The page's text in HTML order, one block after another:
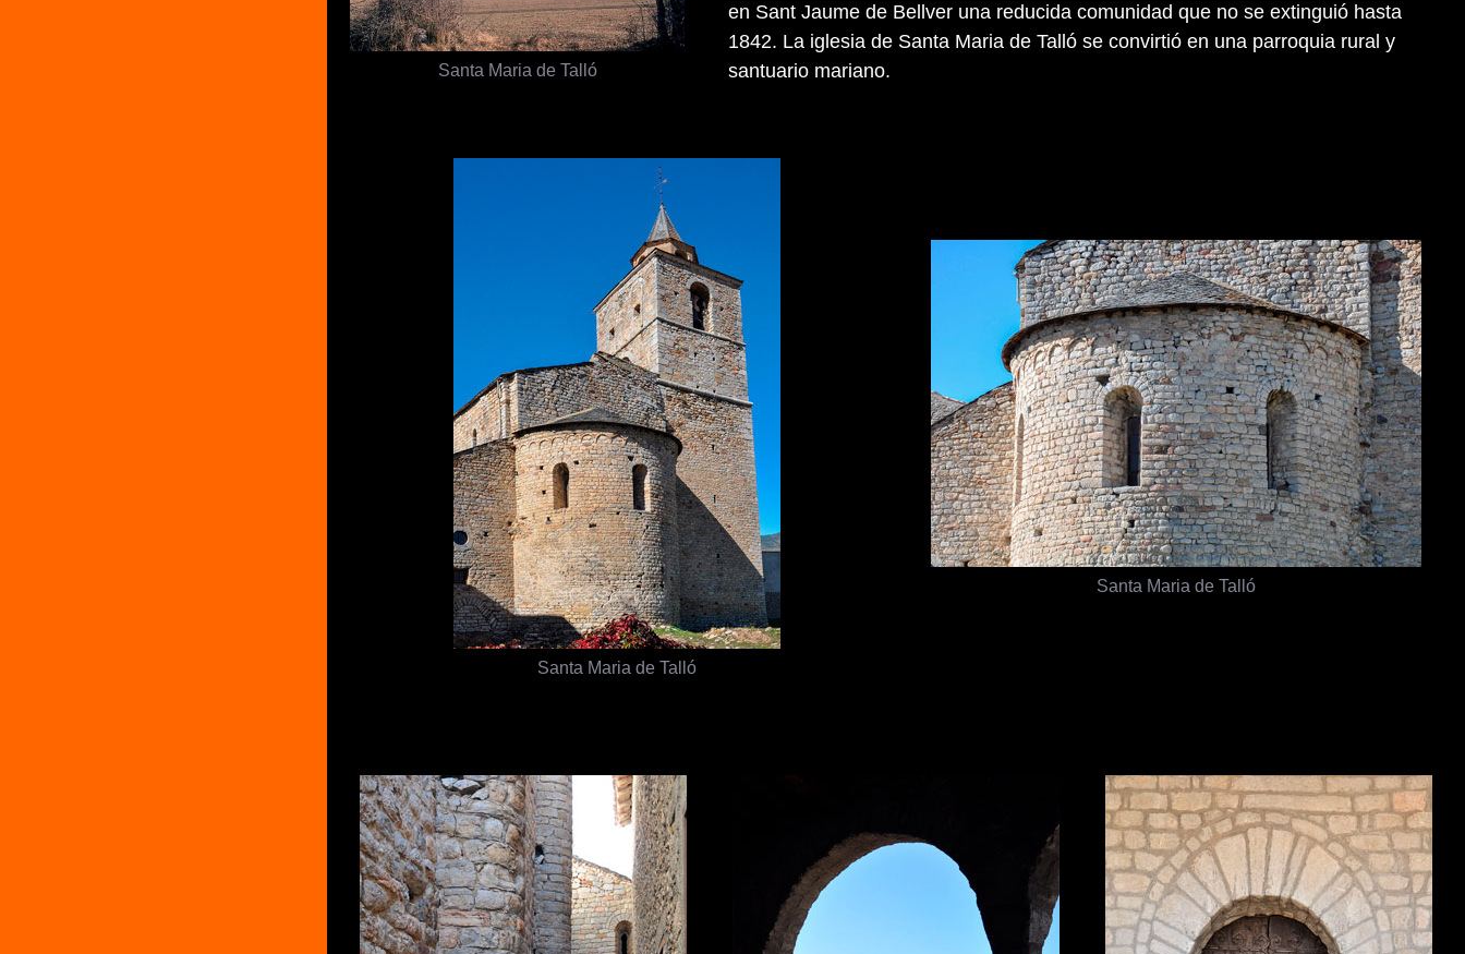
Santa Maria de Talló
en Sant Jaume de Bellver una reducida comunidad que no se extinguió hasta
1842. La iglesia de Santa Maria de Talló se convirtió en una parroquia rural y
santuario mariano.
Santa Maria de Talló
Santa Maria de Talló